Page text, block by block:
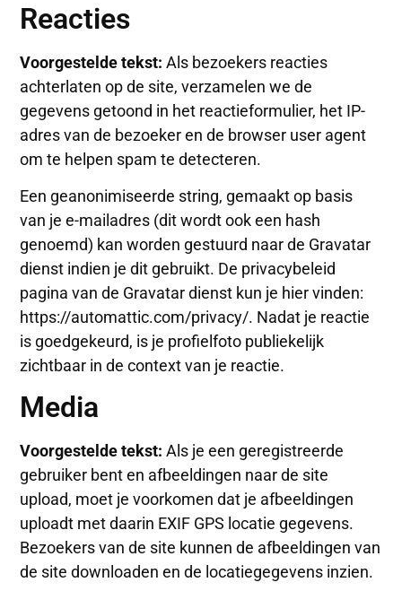
Reacties
Voorgestelde tekst:Als bezoekers reacties
achterlaten op de site, verzamelen we de
gegevens getoond in het reactieformulier, het IP-
adres van de bezoeker en de browser user agent
om te helpen spam te detecteren.
Een geanonimiseerde string, gemaakt op basis
van je e-mailadres (dit wordt ook een hash
genoemd) kan worden gestuurd naar de Gravatar
dienst indien je dit gebruikt. De privacybeleid
pagina van de Gravatar dienst kun je hier vinden:
https://automattic.com/privacy/. Nadat je reactie
is goedgekeurd, is je profielfoto publiekelijk
zichtbaar in de context van je reactie.
Media
Voorgestelde tekst:Als je een geregistreerde
gebruiker bent en afbeeldingen naar de site
upload, moet je voorkomen dat je afbeeldingen
uploadt met daarin EXIF GPS locatie gegevens.
Bezoekers van de site kunnen de afbeeldingen van
de site downloaden en de locatiegegevens inzien.